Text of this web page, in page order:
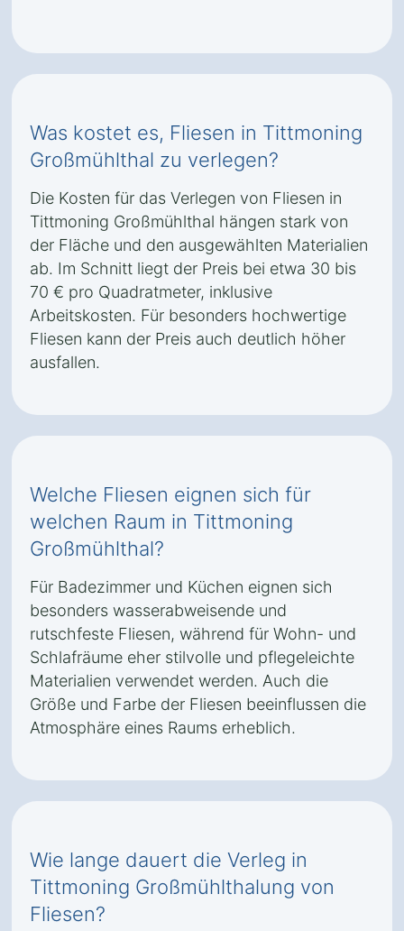
Was kostet es, Fliesen in Tittmoning
Großmühlthal zu verlegen?
Die Kosten für das Verlegen von Fliesen in
Tittmoning Großmühlthal hängen stark von
der Fläche und den ausgewählten Materialien
ab. Im Schnitt liegt der Preis bei etwa 30 bis
70 € pro Quadratmeter, inklusive
Arbeitskosten. Für besonders hochwertige
Fliesen kann der Preis auch deutlich höher
ausfallen.
Welche Fliesen eignen sich für
welchen Raum in Tittmoning
Großmühlthal?
Für Badezimmer und Küchen eignen sich
besonders wasserabweisende und
rutschfeste Fliesen, während für Wohn- und
Schlafräume eher stilvolle und pflegeleichte
Materialien verwendet werden. Auch die
Größe und Farbe der Fliesen beeinflussen die
Atmosphäre eines Raums erheblich.
Wie lange dauert die Verleg in
Tittmoning Großmühlthalung von
Fliesen?